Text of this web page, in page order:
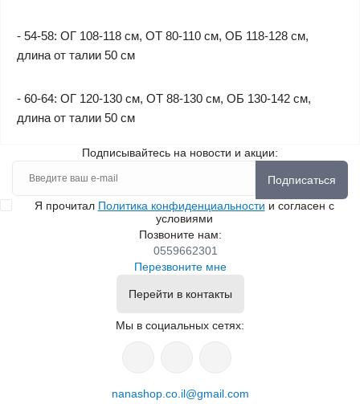
- 54-58: ОГ 108-118 см, ОТ 80-110 см, ОБ 118-128 см,
длина от талии 50 см
- 60-64: ОГ 120-130 см, ОТ 88-130 см, ОБ 130-142 см,
длина от талии 50 см
Подписывайтесь на новости и акции:
Подписаться
Я прочитал Политика конфиденциальности и согласен с
условиями
Позвоните нам:
0559662301
Перезвоните мне
Перейти в контакты
Мы в социальных сетях:
nanashop.co.il@gmail.com